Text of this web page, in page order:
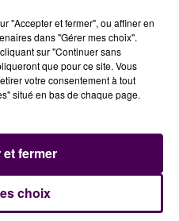
prochains championnats
aux côtés des frères
table, que le président
avec leur équipe de
au Kindarena :"J'ai lancé
du tennis de table que
plutôt les matchs à
à domicile.Je ne vais pas
je pense compliqué
admet Dominique Fâche,
"Accepter et fermer", ou affiner en
dans "Gérer mes choix".
sur "Continuer sans
que pour ce site. Vous
votre consentement à tout
situé en bas de chaque page.
choix
fermer